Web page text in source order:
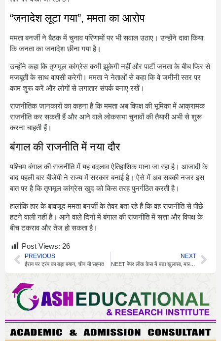
“जनादेश लूटा गया”, ममता का आरोप
ममता बनर्जी ने बैठक में चुनाव परिणामों पर भी सवाल उठाए। उन्होंने दावा किया
कि जनता का जनादेश छीना गया है।
उन्होंने कहा कि तृणमूल कांग्रेस कभी झुकेगी नहीं और पार्टी जनता के बीच फिर से
मजबूती के साथ वापसी करेगी। ममता ने नेताओं से कहा कि वे जमीनी स्तर पर
काम शुरू करें और लोगों से लगातार संपर्क बनाए रखें।
राजनीतिक जानकारों का कहना है कि ममता अब विपक्ष की भूमिका में आक्रामक
राजनीति कर सकती हैं और आने वाले लोकसभा चुनावों की तैयारी अभी से शुरू
करना चाहती हैं।
बंगाल की राजनीति में नया दौर
पश्चिम बंगाल की राजनीति में यह बदलाव ऐतिहासिक माना जा रहा है। आजादी के
बाद पहली बार बीजेपी ने राज्य में सरकार बनाई है। ऐसे में अब सबकी नजर इस
बात पर है कि तृणमूल कांग्रेस खुद को किस तरह पुनर्गठित करती है।
हालांकि हार के बावजूद ममता बनर्जी के तेवर बता रहे हैं कि वह राजनीति से पीछे
हटने वाली नहीं हैं। आने वाले दिनों में बंगाल की राजनीति में सत्ता और विपक्ष के
बीच टकराव और तेज हो सकता है।
Post Views: 26
PREVIOUS
ईरान पर ट्रंप का बड़ा बयान, चीन भी सहमत
NEXT
NEET पेपर लीक केस में बड़ा खुलासा, मास्टरमाइंड अरेस्ट